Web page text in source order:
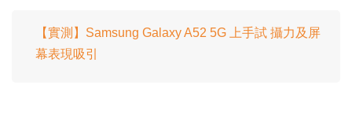
【實測】Samsung Galaxy A52 5G 上手試 攝力及屏
幕表現吸引